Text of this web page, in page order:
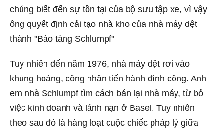
chúng biết đến sự tồn tại của bộ sưu tập xe, vì vậy
ông quyết định cải tạo nhà kho của nhà máy dệt
thành "Bảo tàng Schlumpf"
Tuy nhiên đến năm 1976, nhà máy dệt rơi vào
khủng hoảng, công nhân tiến hành đình công. Anh
em nhà Schlumpf tìm cách bán lại nhà máy, từ bỏ
việc kinh doanh và lánh nạn ở Basel. Tuy nhiên
theo sau đó là hàng loạt cuộc chiếc pháp lý giữa